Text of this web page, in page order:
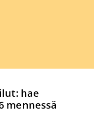
hae
mennessä